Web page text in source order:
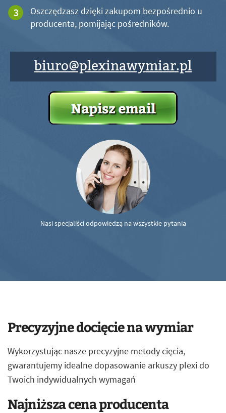
Oszczędzasz dzięki zakupom bezpośrednio u
producenta, pomijając pośredników.
biuro@plexinawymiar.pl
Nasi specjaliści odpowiedzą na wszystkie pytania
Precyzyjne docięcie na wymiar
Wykorzystując nasze precyzyjne metody cięcia,
gwarantujemy idealne dopasowanie arkuszy plexi do
Twoich indywidualnych wymagań
Najniższa cena producenta